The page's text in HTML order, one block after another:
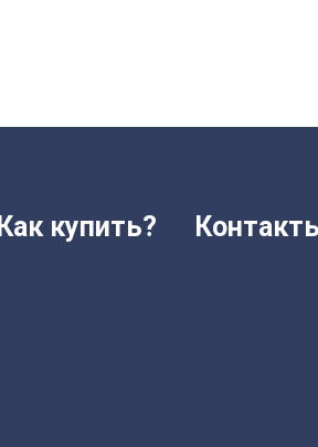
Как купить?